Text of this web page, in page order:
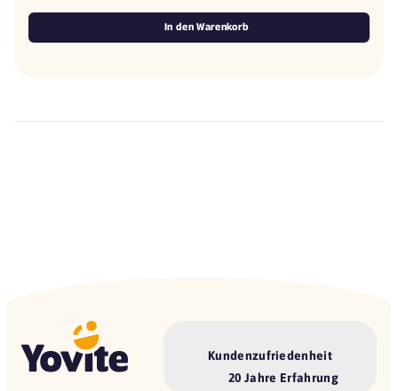
In den Warenkorb
Kundenzufriedenheit
20 Jahre Erfahrung